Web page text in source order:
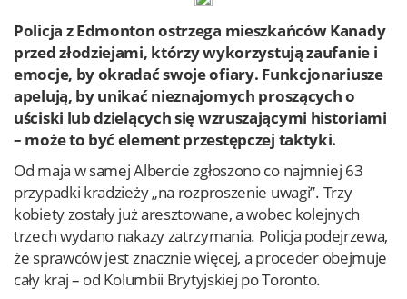
Zaloguj przez Clascal
×
Policja z Edmonton ostrzega mieszkańców Kanady
przed złodziejami, którzy wykorzystują zaufanie i
emocje, by okradać swoje ofiary. Funkcjonariusze
apelują, by unikać nieznajomych proszących o
uściski lub dzielących się wzruszającymi historiami
– może to być element przestępczej taktyki.
Od maja w samej Albercie zgłoszono co najmniej 63
przypadki kradzieży „na rozproszenie uwagi”. Trzy
kobiety zostały już aresztowane, a wobec kolejnych
trzech wydano nakazy zatrzymania. Policja podejrzewa,
że sprawców jest znacznie więcej, a proceder obejmuje
cały kraj – od Kolumbii Brytyjskiej po Toronto.